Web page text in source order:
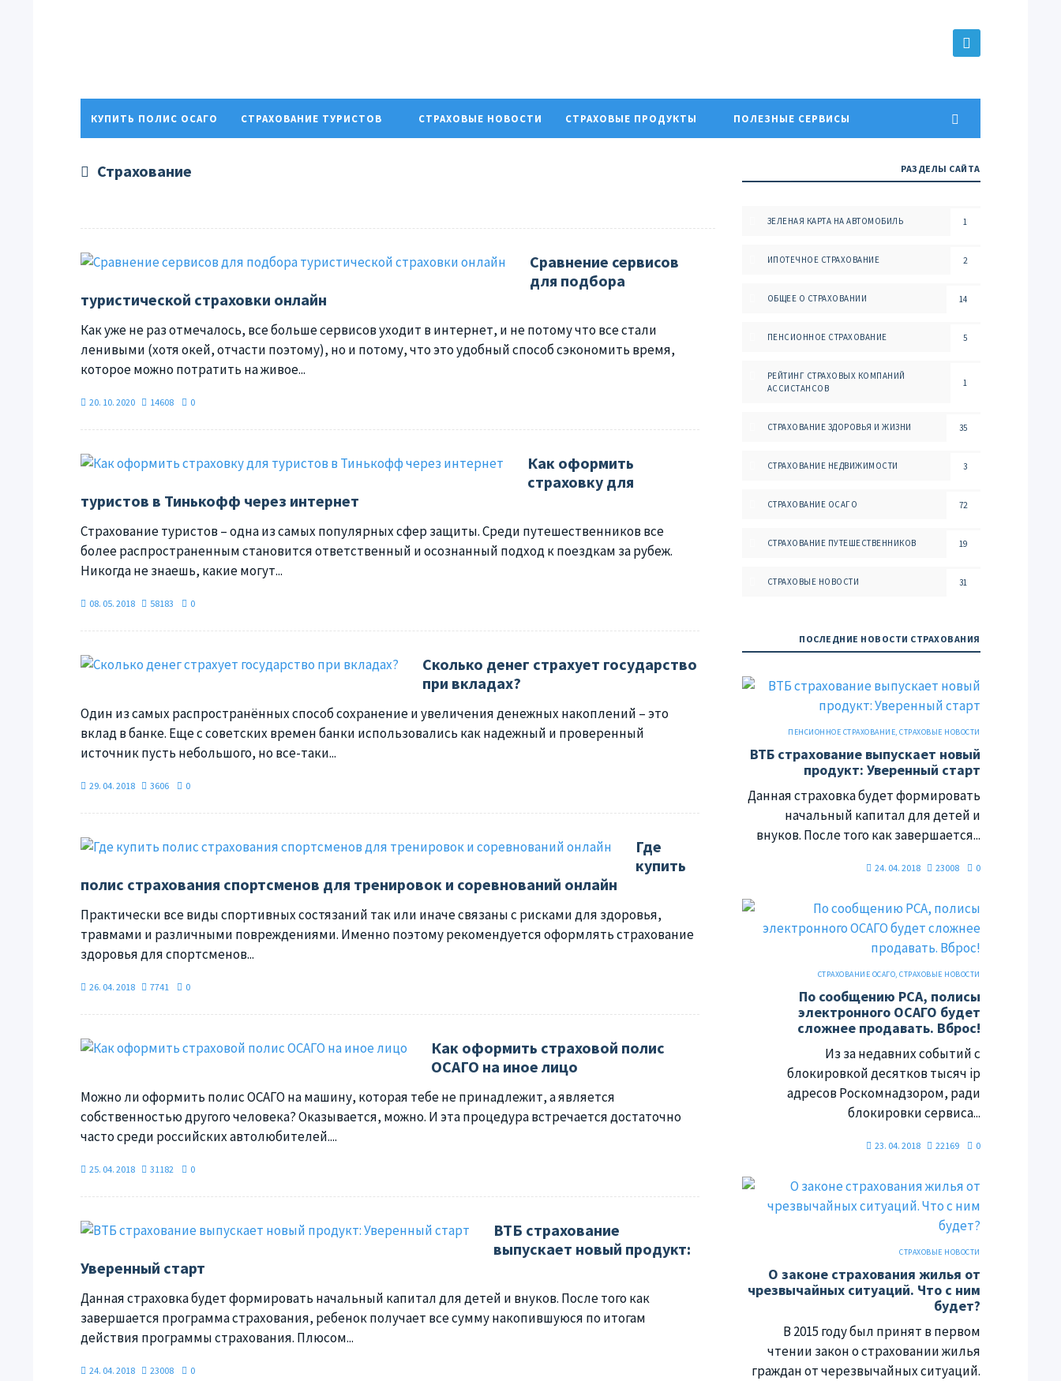
КУПИТЬ ПОЛИС ОСАГО СТРАХОВАНИЕ ТУРИСТОВ СТРАХОВЫЕ НОВОСТИ СТРАХОВЫЕ ПРОДУКТЫ ПОЛЕЗНЫЕ СЕРВИСЫ
Страхование
Сравнение сервисов
для подбора
туристической страховки онлайн
Как уже не раз отмечалось, все больше сервисов уходит в интернет, и не потому что все стали
ленивыми (хотя окей, отчасти поэтому), но и потому, что это удобный способ сэкономить время,
которое можно потратить на живое...
20. 10. 2020 14608 0
Как оформить
страховку для
туристов в Тинькофф через интернет
Страхование туристов – одна из самых популярных сфер защиты. Среди путешественников все
более распространенным становится ответственный и осознанный подход к поездкам за рубеж.
Никогда не знаешь, какие могут...
08. 05. 2018 58183 0
Сколько денег страхует государство
при вкладах?
Один из самых распространённых способ сохранение и увеличения денежных накоплений – это
вклад в банке. Еще с советских времен банки использовались как надежный и проверенный
источник пусть небольшого, но все-таки...
29. 04. 2018 3606 0
Где
купить
полис страхования спортсменов для тренировок и соревнований онлайн
Практически все виды спортивных состязаний так или иначе связаны с рисками для здоровья,
травмами и различными повреждениями. Именно поэтому рекомендуется оформлять страхование
здоровья для спортсменов...
26. 04. 2018 7741 0
Как оформить страховой полис
ОСАГО на иное лицо
Можно ли оформить полис ОСАГО на машину, которая тебе не принадлежит, а является
собственностью другого человека? Оказывается, можно. И эта процедура встречается достаточно
часто среди российских автолюбителей....
25. 04. 2018 31182 0
ВТБ страхование
выпускает новый продукт:
Уверенный старт
Данная страховка будет формировать начальный капитал для детей и внуков. После того как
завершается программа страхования, ребенок получает все сумму накопившуюся по итогам
действия программы страхования. Плюсом...
24. 04. 2018 23008 0
РАЗДЕЛЫ САЙТА
ЗЕЛЕНАЯ КАРТА НА АВТОМОБИЛЬ 1
ИПОТЕЧНОЕ СТРАХОВАНИЕ 2
ОБЩЕЕ О СТРАХОВАНИИ 14
ПЕНСИОННОЕ СТРАХОВАНИЕ 5
РЕЙТИНГ СТРАХОВЫХ КОМПАНИЙ
АССИСТАНСОВ
1
СТРАХОВАНИЕ ЗДОРОВЬЯ И ЖИЗНИ 35
СТРАХОВАНИЕ НЕДВИЖИМОСТИ 3
СТРАХОВАНИЕ ОСАГО 72
СТРАХОВАНИЕ ПУТЕШЕСТВЕННИКОВ 19
СТРАХОВЫЕ НОВОСТИ 31
ПОСЛЕДНИЕ НОВОСТИ СТРАХОВАНИЯ
ПЕНСИОННОЕ СТРАХОВАНИЕ,СТРАХОВЫЕ НОВОСТИ
ВТБ страхование выпускает новый
продукт: Уверенный старт
Данная страховка будет формировать
начальный капитал для детей и
внуков. После того как завершается...
24. 04. 2018 23008 0
СТРАХОВАНИЕ ОСАГО,СТРАХОВЫЕ НОВОСТИ
По сообщению РСА, полисы
электронного ОСАГО будет
сложнее продавать. Вброс!
Из за недавних событий с
блокировкой десятков тысяч ip
адресов Роскомнадзором, ради
блокировки сервиса...
23. 04. 2018 22169 0
СТРАХОВЫЕ НОВОСТИ
О законе страхования жилья от
чрезвычайных ситуаций. Что с ним
будет?
В 2015 году был принят в первом
чтении закон о страховании жилья
граждан от черезвычайных ситуаций.